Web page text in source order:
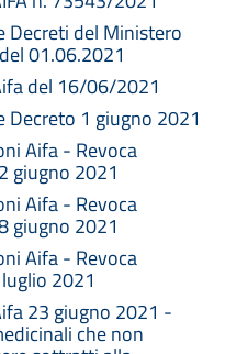
Decreti del Ministero
01.06.2021
del 16/06/2021
Decreto 1 giugno 2021
Aifa - Revoca
giugno 2021
Aifa - Revoca
giugno 2021
Aifa - Revoca
2021
23 giugno 2021 -
che non